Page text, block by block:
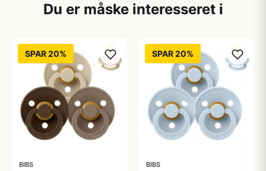
Du er måske interesseret i
SPAR 20%
BIBS
SPAR 20%
BIBS